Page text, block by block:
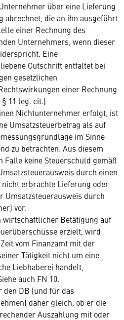
über eine Lieferung
abrechnet, die an ihn ausgeführt
einer Rechnung des
Unternehmers, wenn dieser
Eine
Gutschrift entfaltet bei
gesetzlichen
einer Rechnung
11 leg. cit.)
Nichtunternehmer erfolgt, ist
Umsatzsteuerbetrag als auf
im Sinne
zu betrachten. Aus diesem
Falle keine Steuerschuld gemäß
durch einen
erbrachte Lieferung oder
Umsatzsteuerausweis durch
vor.
wirtschaftlicher Betätigung auf
erzielt, wird
vom Finanzamt mit der
Tätigkeit nicht um eine
Liebhaberei handelt,
auch FN 10.
den DB (und für das
daher gleich, ob er die
Auszahlung mit oder